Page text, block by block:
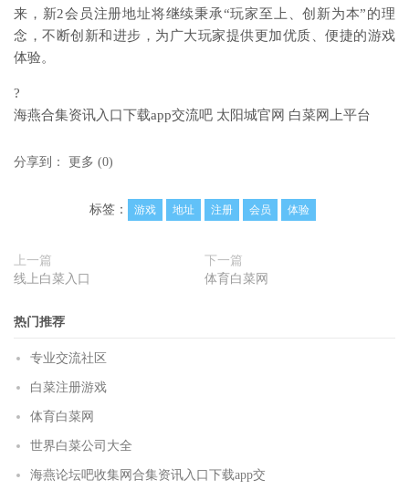
来，新2会员注册地址将继续秉承“玩家至上、创新为本”的理
念，不断创新和进步，为广大玩家提供更加优质、便捷的游戏
体验。
?
海燕合集资讯入口下载app交流吧 太阳城官网 白菜网上平台
分享到： 更多 (0)
标签： 游戏 地址 注册 会员 体验
上一篇
线上白菜入口
下一篇
体育白菜网
热门推荐
专业交流社区
白菜注册游戏
体育白菜网
世界白菜公司大全
海燕论坛吧收集网合集资讯入口下载app交